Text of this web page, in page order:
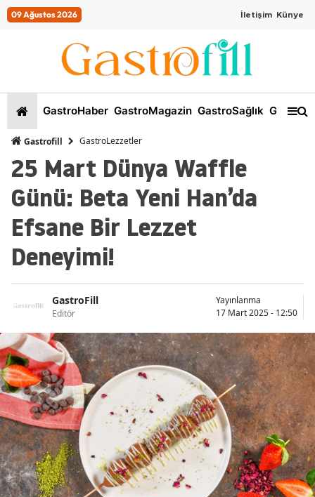
09 Ağustos 2026 İletişim Künye
GastroHaber GastroMagazin GastroSağlık
Gastrofill GastroLezzetler
25 Mart Dünya Waffle
Günü: Beta Yeni Han’da
Efsane Bir Lezzet
Deneyimi!
GastroFill
Editör
Yayınlanma
17 Mart 2025 - 12:50